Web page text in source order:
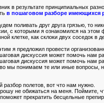
в результате принципиальных
в пошаговом разборе имеющихся
поливать друг друга грязью, то
с которыми я ознакомился на этом
клетке, как склоки двух соседок в
я предложил провести
дискуссия может помочь нам
дискуссия может помочь нам
мы понимаем те или иные вопросы,
разбор полетов, вот что нам нужно.
не обижаться на меня. Поймите,
прекратить бесцельные